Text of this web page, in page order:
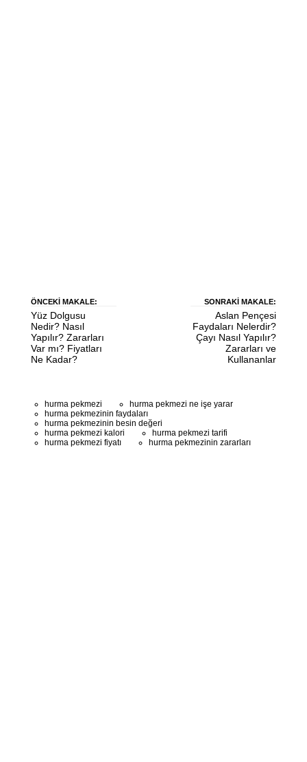
ÖNCEKI MAKALE:
Yüz Dolgusu
Nedir? Nasıl
Yapılır? Zararları
Var mı? Fiyatları
Ne Kadar?
SONRAKI MAKALE:
Aslan Pençesi
Faydaları Nelerdir?
Çayı Nasıl Yapılır?
Zararları ve
Kullananlar
hurma pekmezi
hurma pekmezi ne işe yarar
hurma pekmezinin faydaları
hurma pekmezinin besin değeri
hurma pekmezi kalori
hurma pekmezi tarifi
hurma pekmezi fiyatı
hurma pekmezinin zararları